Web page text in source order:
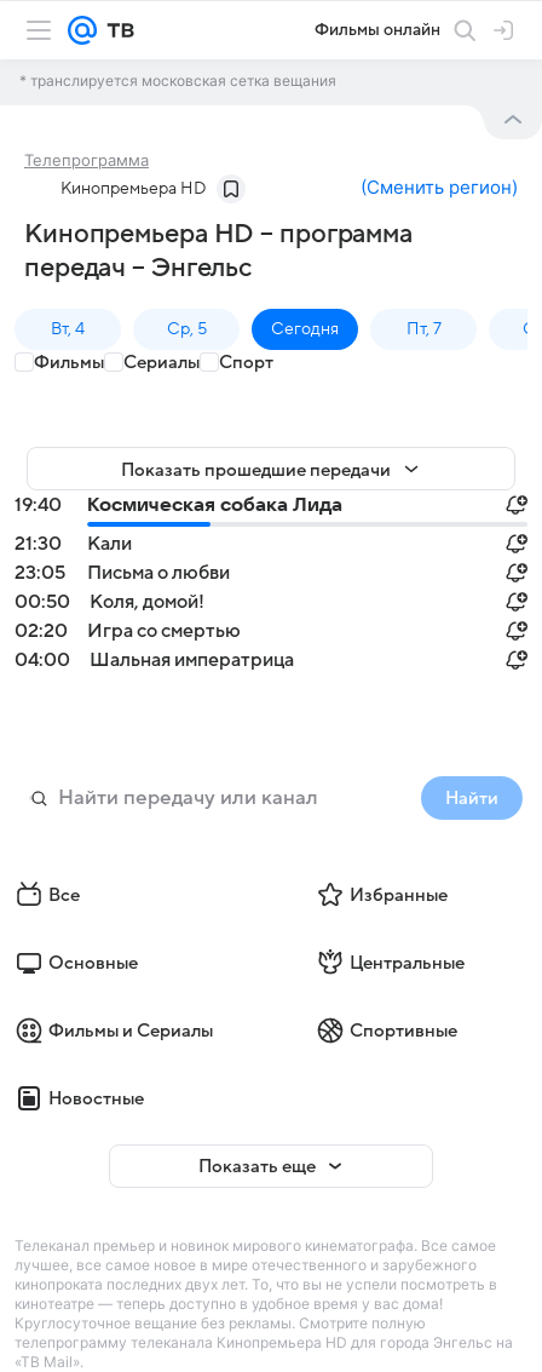
Фильмы онлайн
* транслируется московская сетка вещания
Телепрограмма
Кинопремьера HD (Сменить регион)
Кинопремьера HD – программа
передач – Энгельс
Вт, 4 Ср, 5 Сегодня Пт, 7
Фильмы Сериалы Спорт
Показать прошедшие передачи
19:40
Космическая собака Лида
21:30
Кали
23:05
Письма о любви
00:50
Коля, домой!
02:20
Игра со смертью
04:00
Шальная императрица
Найти
Все Избранные
Основные Центральные
Фильмы и Сериалы Спортивные
Новостные
Показать еще
Телеканал премьер и новинок мирового кинематографа. Все самое
лучшее, все самое новое в мире отечественного и зарубежного
кинопроката последних двух лет. То, что вы не успели посмотреть в
кинотеатре — теперь доступно в удобное время у вас дома!
Круглосуточное вещание без рекламы. Смотрите полную
телепрограмму телеканала Кинопремьера HD для города Энгельс на
«ТВ Mail».